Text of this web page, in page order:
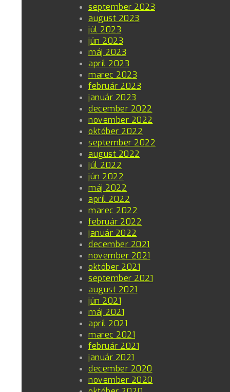
september 2023
august 2023
júl 2023
jún 2023
máj 2023
apríl 2023
marec 2023
február 2023
január 2023
december 2022
november 2022
október 2022
september 2022
august 2022
júl 2022
jún 2022
máj 2022
apríl 2022
marec 2022
február 2022
január 2022
december 2021
november 2021
október 2021
september 2021
august 2021
jún 2021
máj 2021
apríl 2021
marec 2021
február 2021
január 2021
december 2020
november 2020